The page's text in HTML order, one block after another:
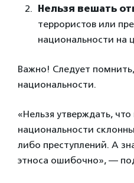
Нельзя вешать
террористов или
национальности на
Важно! Следует
национальности.
«Нельзя утверждать, что
национальности
либо преступлений. А
этноса ошибочно», —